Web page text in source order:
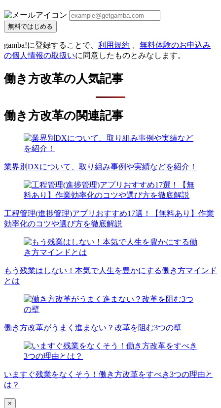
無料ではじめる
gamba!に登録することで、 利用規約 、 無料体験のお申込み
の個人情報の取扱いに同意したものとみなします。
働き方改革の人気記事
働き方改革の関連記事
業界別DXについて、取り組み事例や実績などを紹介！
工程管理(進捗管理)アプリおすすめ17選！【無料あり】作業
効率化のコツや選び方を徹底解説
もう残業はしない！本気で人生を豊かにする働き方マインド
とは
働き方改革がうまく進まない？改革を阻む3つの壁
いますぐ残業をなくそう！働き方改革をすべき3つの理由と
は？
×